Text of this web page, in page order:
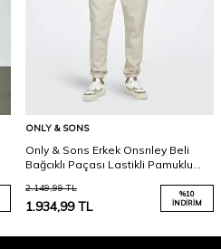
ONLY & SONS
Only & Sons Erkek Onsrıley Beli
Bağcıklı Paçası Lastikli Pamuklu
2.149,99TL
1.934,99TL
%10
İNDIRIM